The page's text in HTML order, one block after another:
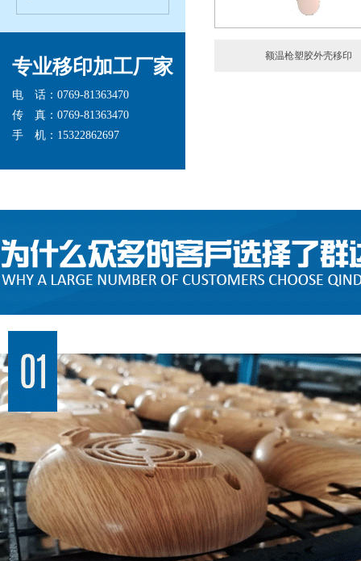
专业移印加工厂家
电 话：0769-81363470
传 真：0769-81363470
手 机：15322862697
额温枪塑胶外壳移印